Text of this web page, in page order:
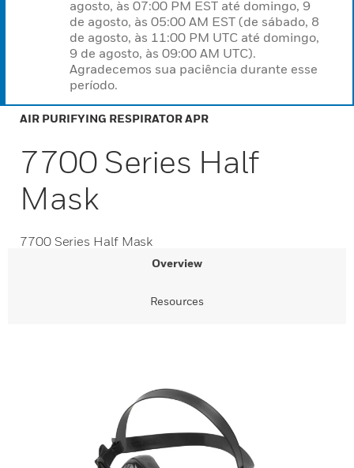
agosto, às 07:00 PM EST até domingo, 9
de agosto, às 05:00 AM EST (de sábado, 8
de agosto, às 11:00 PM UTC até domingo,
9 de agosto, às 09:00 AM UTC).
Agradecemos sua paciência durante esse
período.
AIR PURIFYING RESPIRATOR APR
7700 Series Half
Mask
7700 Series Half Mask
Overview
Resources